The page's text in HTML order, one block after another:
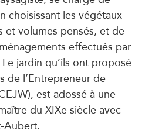
choisissant les végétaux
et volumes pensés, et de
effectués par
jardin qu’ils ont proposé
de l’Entrepreneur de
est adossé à une
du XIXe siècle avec
Aubert.